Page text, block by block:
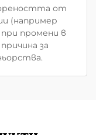
от
(например
промени в
за